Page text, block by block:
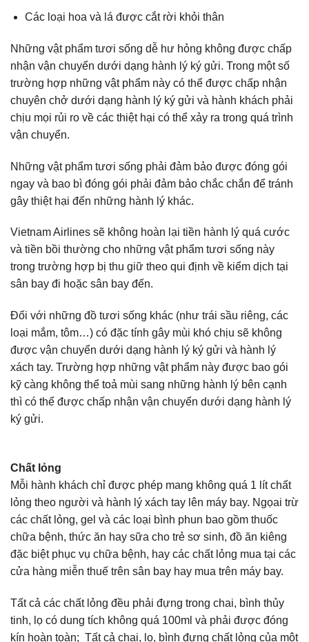
Các loại hoa và lá được cắt rời khỏi thân
Những vật phẩm tươi sống dễ hư hỏng không được chấp
nhận vận chuyển dưới dạng hành lý ký gửi. Trong một số
trường hợp những vật phẩm này có thể được chấp nhận
chuyên chở dưới dạng hành lý ký gửi và hành khách phải
chịu mọi rủi ro về các thiệt hại có thể xảy ra trong quá trình
vận chuyển.
Những vật phẩm tươi sống phải đảm bảo được đóng gói
ngay và bao bì đóng gói phải đảm bảo chắc chắn để tránh
gây thiệt hại đến những hành lý khác.
Vietnam Airlines sẽ không hoàn lại tiền hành lý quá cước
và tiền bồi thường cho những vật phẩm tươi sống này
trong trường hợp bị thu giữ theo qui định về kiểm dịch tại
sân bay đi hoặc sân bay đến.
Đối với những đồ tươi sống khác (như trái sầu riêng, các
loại mắm, tôm…) có đặc tính gây mùi khó chịu sẽ không
được vận chuyển dưới dạng hành lý ký gửi và hành lý
xách tay. Trường hợp những vật phẩm này được bao gói
kỹ càng không thể toả mùi sang những hành lý bên cạnh
thì có thể được chấp nhận vận chuyển dưới dạng hành lý
ký gửi.
Chất lỏng
Mỗi hành khách chỉ được phép mang không quá 1 lít chất
lỏng theo người và hành lý xách tay lên máy bay. Ngọai trừ
các chất lỏng, gel và các loại bình phun bao gồm thuốc
chữa bệnh, thức ăn hay sữa cho trẻ sơ sinh, đồ ăn kiêng
đặc biệt phục vụ chữa bệnh, hay các chất lỏng mua tại các
cửa hàng miễn thuế trên sân bay hay mua trên máy bay.
Tất cả các chất lỏng đều phải đựng trong chai, bình thủy
tinh, lọ có dung tích không quá 100ml và phải được đóng
kín hoàn toàn; Tất cả chai, lọ, bình đựng chất lỏng của một